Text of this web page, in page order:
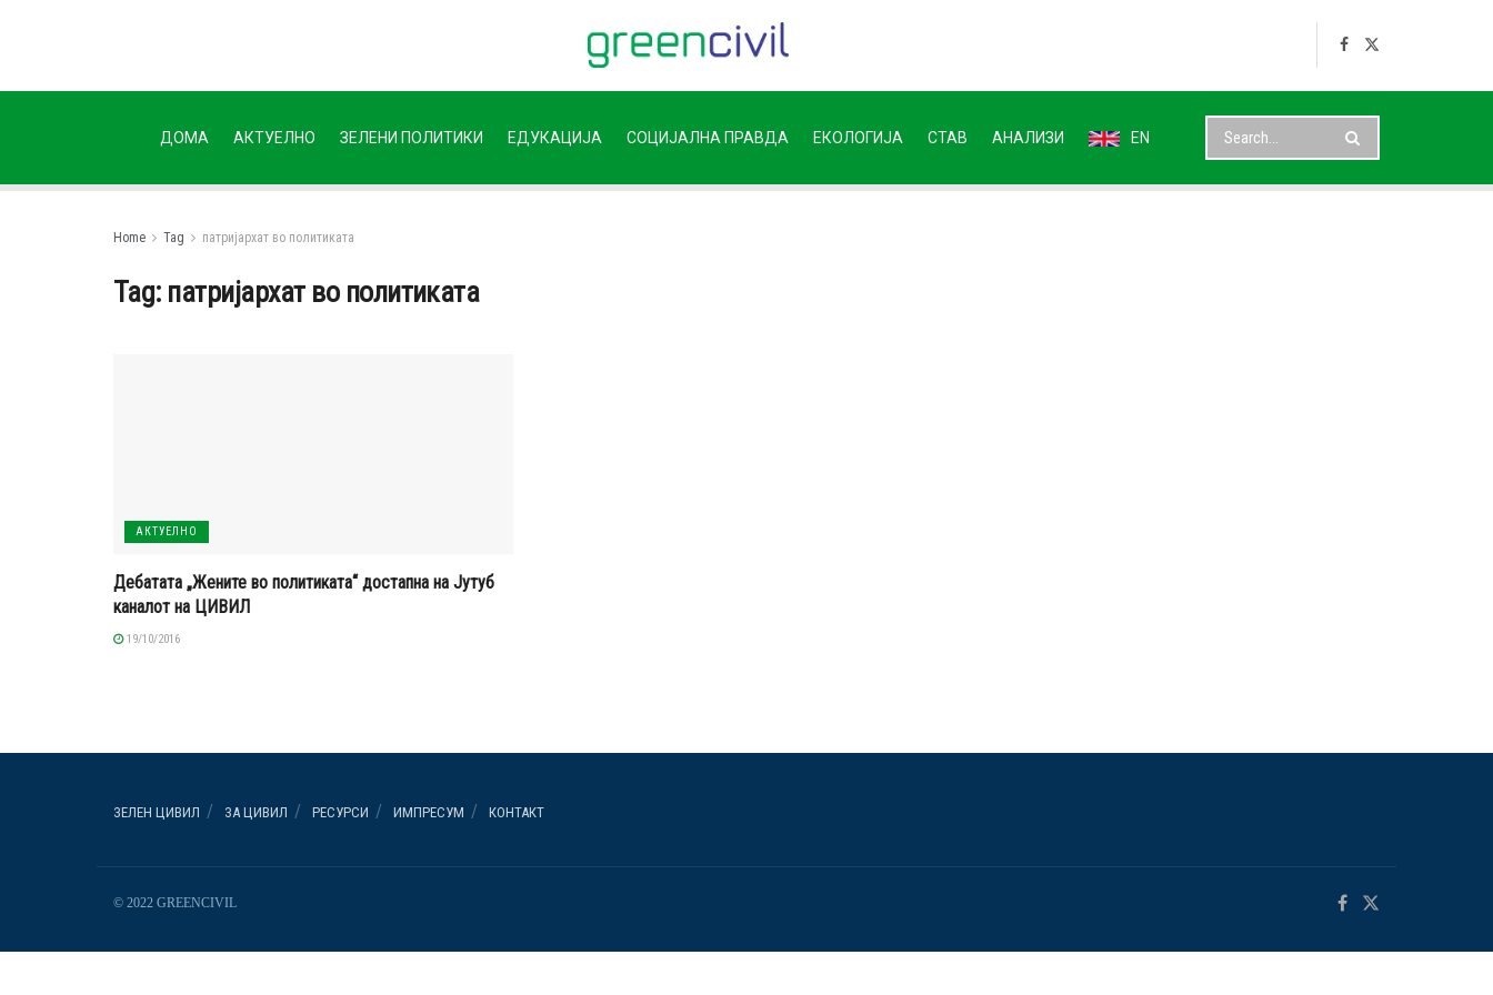
ДОМА АКТУЕЛНО ЗЕЛЕНИ ПОЛИТИКИ ЕДУКАЦИЈА СОЦИЈАЛНА ПРАВДА ЕКОЛОГИЈА СТАВ АНАЛИЗИ EN
Home Tag патријархат во политиката
Tag: патријархат во политиката
АКТУЕЛНО
Дебатата „Жените во политиката“ достапна на Јутуб
каналот на ЦИВИЛ
19/10/2016
ЗЕЛЕН ЦИВИЛ ЗА ЦИВИЛ РЕСУРСИ ИМПРЕСУМ КОНТАКТ
© 2022 GREENCIVIL